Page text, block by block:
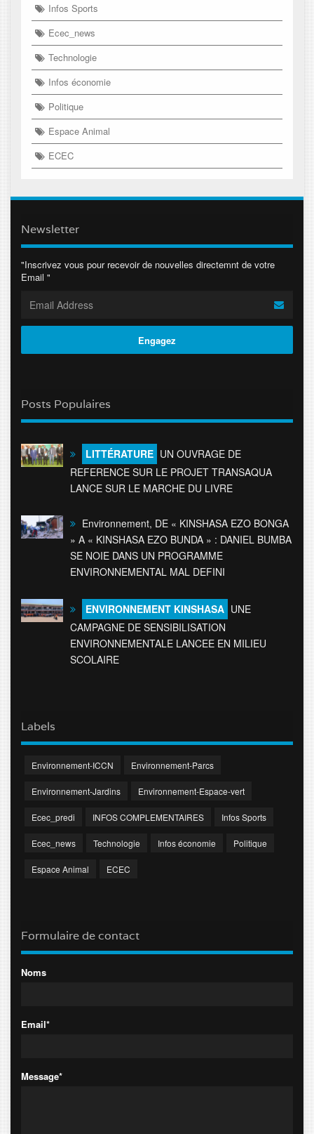
Infos Sports
Ecec_news
Technologie
Infos économie
Politique
Espace Animal
ECEC
Newsletter
"Inscrivez vous pour recevoir de nouvelles directemnt de votre
Email "
Posts Populaires
LITTÉRATURE UN OUVRAGE DE
REFERENCE SUR LE PROJET TRANSAQUA
LANCE SUR LE MARCHE DU LIVRE
Environnement, DE « KINSHASA EZO BONGA
» A « KINSHASA EZO BUNDA » : DANIEL BUMBA
SE NOIE DANS UN PROGRAMME
ENVIRONNEMENTAL MAL DEFINI
ENVIRONNEMENT KINSHASA UNE
CAMPAGNE DE SENSIBILISATION
ENVIRONNEMENTALE LANCEE EN MILIEU
SCOLAIRE
Labels
Environnement-ICCN Environnement-Parcs
Environnement-Jardins Environnement-Espace-vert
Ecec_predi INFOS COMPLEMENTAIRES Infos Sports
Ecec_news Technologie Infos économie Politique
Espace Animal ECEC
Formulaire de contact
Noms
Email*
Message*